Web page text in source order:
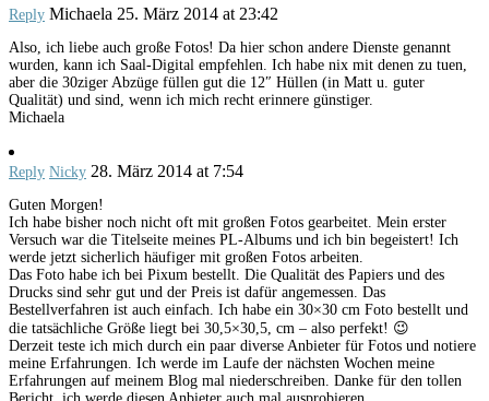
Reply Michaela 25. März 2014 at 23:42
Also, ich liebe auch große Fotos! Da hier schon andere Dienste genannt
wurden, kann ich Saal-Digital empfehlen. Ich habe nix mit denen zu tuen,
aber die 30ziger Abzüge füllen gut die 12″ Hüllen (in Matt u. guter
Qualität) und sind, wenn ich mich recht erinnere günstiger.
Michaela
Reply Nicky 28. März 2014 at 7:54
Guten Morgen!
Ich habe bisher noch nicht oft mit großen Fotos gearbeitet. Mein erster
Versuch war die Titelseite meines PL-Albums und ich bin begeistert! Ich
werde jetzt sicherlich häufiger mit großen Fotos arbeiten.
Das Foto habe ich bei Pixum bestellt. Die Qualität des Papiers und des
Drucks sind sehr gut und der Preis ist dafür angemessen. Das
Bestellverfahren ist auch einfach. Ich habe ein 30×30 cm Foto bestellt und
die tatsächliche Größe liegt bei 30,5×30,5, cm – also perfekt! 😉
Derzeit teste ich mich durch ein paar diverse Anbieter für Fotos und notiere
meine Erfahrungen. Ich werde im Laufe der nächsten Wochen meine
Erfahrungen auf meinem Blog mal niederschreiben. Danke für den tollen